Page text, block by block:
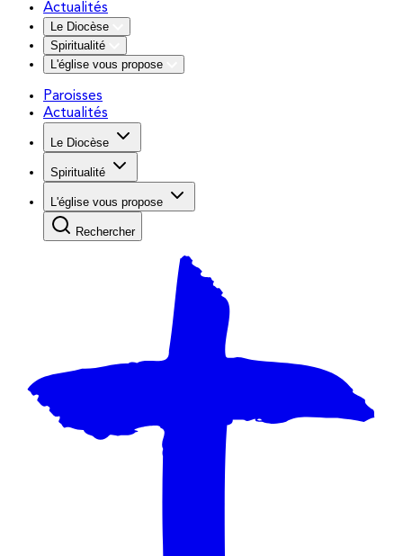
Actualités
Le Diocèse
Spiritualité
L'église vous propose
Paroisses
Actualités
Le Diocèse
Spiritualité
L'église vous propose
Rechercher